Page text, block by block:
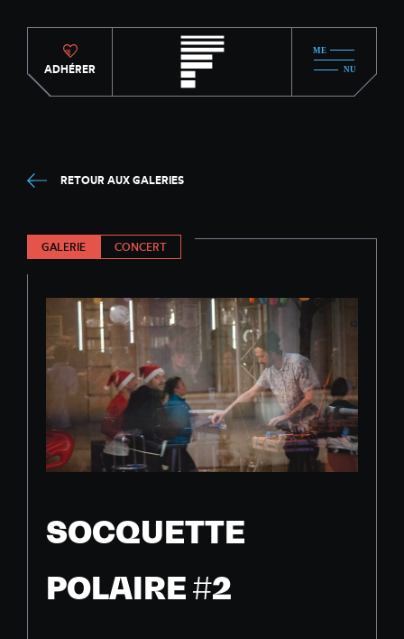
ADHÉRER
RETOUR AUX GALERIES
GALERIE CONCERT
SOCQUETTE
POLAIRE #2